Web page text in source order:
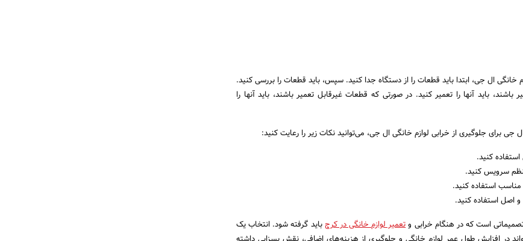
خانگی ال جی، ابتدا باید قطعات را از دستگاه جدا کنید. سپس، باید قطعات را بررسی کنید.
باید آنها را تعمیر کنید. در صورتی که قطعات غیرقابل تعمیر باشند، باید آنها را
جی برای جلوگیری از خرابی لوازم خانگی ال جی، می‌توانید نکات زیر را رعایت کنید:
کنید.
سرویس کنید.
استفاده کنید.
و اصل استفاده کنید.
است که در هنگام خرابی وتعمیر لوازم خانگی در کرجباید گرفته شود. انتخاب یک